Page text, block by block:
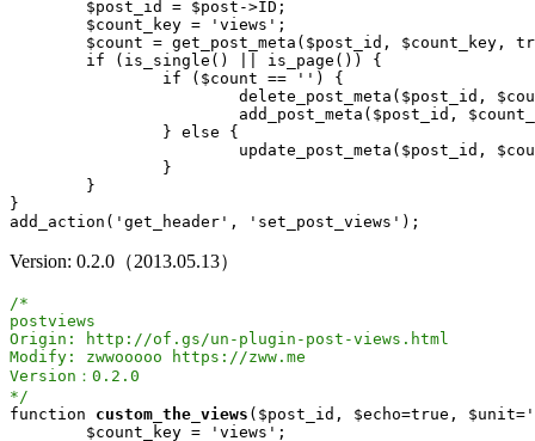
}
add_action('get_header', 'set_post_views');
Version: 0.2.0（2013.05.13）
/*
postviews
Origin: http://of.gs/un-plugin-post-views.html
Modify: zwwooooo https://zww.me
Version：0.2.0
*/
function custom_the_views ($post_id, $echo=true,